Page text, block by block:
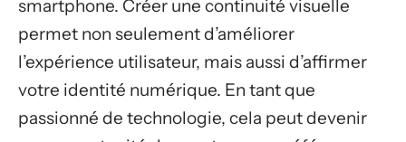
smartphone. Créer une continuité visuelle
permet non seulement d’améliorer
l’expérience utilisateur, mais aussi d’affirmer
votre identité numérique. En tant que
passionné de technologie, cela peut devenir